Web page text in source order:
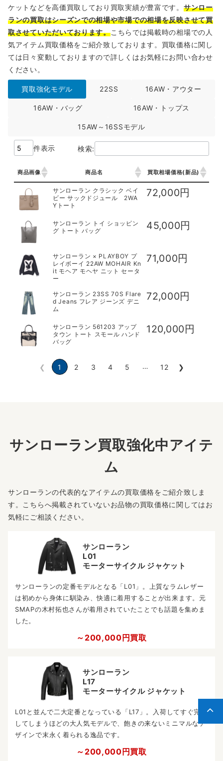
ケットなどを高価買取しており買取実績が豊富です。 サンロー
ランの買取はシーズンでの相場や市場での相場を反映させて買
取させていただいております。こちらでは掲載時の相場での人
気アイテム買取価格をご紹介致しております。買取価格に関し
ては日々変動しておりますので詳しくはお気軽にお問い合わせ
ください。
買取強化モデル 22SS 16AW・アウター
16AW・バッグ 16AW・トップス
15AW～16SSモデル
件表示 検索:
商品画像 商品名 買取相場価格(新品)
商品画像 商品名 買取相場価格(新品)
サンローラン クラシック ベイ
ビー サックドジュール 2WA
Yトート
72,000円
サンローラン トイ ショッピン
グ トート バッグ
45,000円
サンローラン × PLAYBOY プ
レイボーイ 22AW MOHAIR Kn
it モヘア モヘヤ ニット セータ
ー
71,000円
サンローラン 23SS 70S Flare
d Jeans フレア ジーンズ デニ
ム
72,000円
サンローラン 561203 アップ
タウン トート スモール ハンド
バッグ
120,000円
❮ 1 2 3 4 5 … 12 ❯
サンローラン買取強化中アイテ
ム
サンローランの代表的なアイテムの買取価格をご紹介致しま
す。こちらへ掲載されていないお品物の買取価格に関してはお
気軽にご相談ください。
サンローラン
L01
モーターサイクル ジャケット
サンローランの定番モデルとなる「L01」。上質なラムレザー
は初めから身体に馴染み、快適に着用することが出来ます。元
SMAPの木村拓也さんが着用されていたことでも話題を集めま
した。
～200,000円買取
サンローラン
L17
モーターサイクル ジャケット
L01と並んで二大定番となっている「L17」。入荷してすぐ完売
してしまうほどの大人気モデルで、飽きの来ないミニマルなデ
ザインで末永く着られる逸品です。
～200,000円買取